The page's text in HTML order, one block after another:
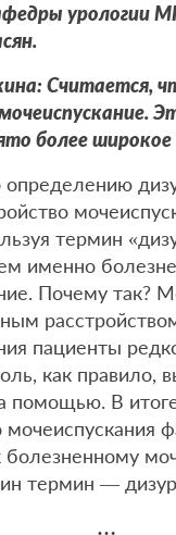
урологии
Считается,
более
определению
термин
именно
Почему так?
пациенты
как правило,
помощью. В
мочеиспускания
болезненному
термин —
…